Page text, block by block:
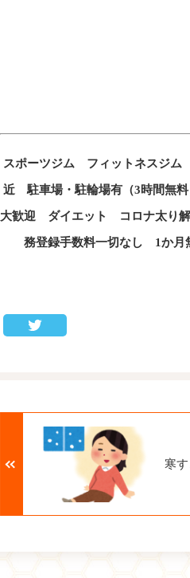
スポーツジム フィットネスジ
近 駐車場・駐輪場有（3時間無
大歓迎 ダイエット コロナ太り
務登録手数料一切なし 1か
寒す